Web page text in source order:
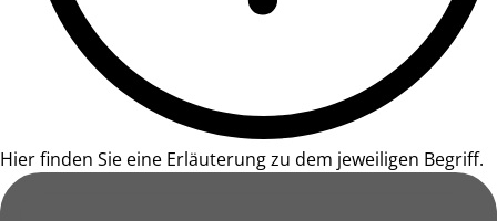
Hier finden Sie eine Erläuterung zu dem jeweiligen Begriff.